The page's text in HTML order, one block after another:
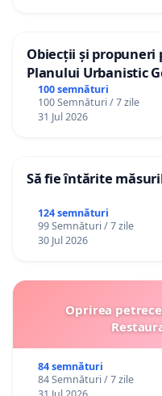
Obiecții și
Planului Urbanistic
100 semnături
100 Semnături / 7 zile
31 Jul 2026
Să fie întărite
124 semnături
99 Semnături / 7 zile
30 Jul 2026
Oprirea
84 semnături
84 Semnături / 7 zile